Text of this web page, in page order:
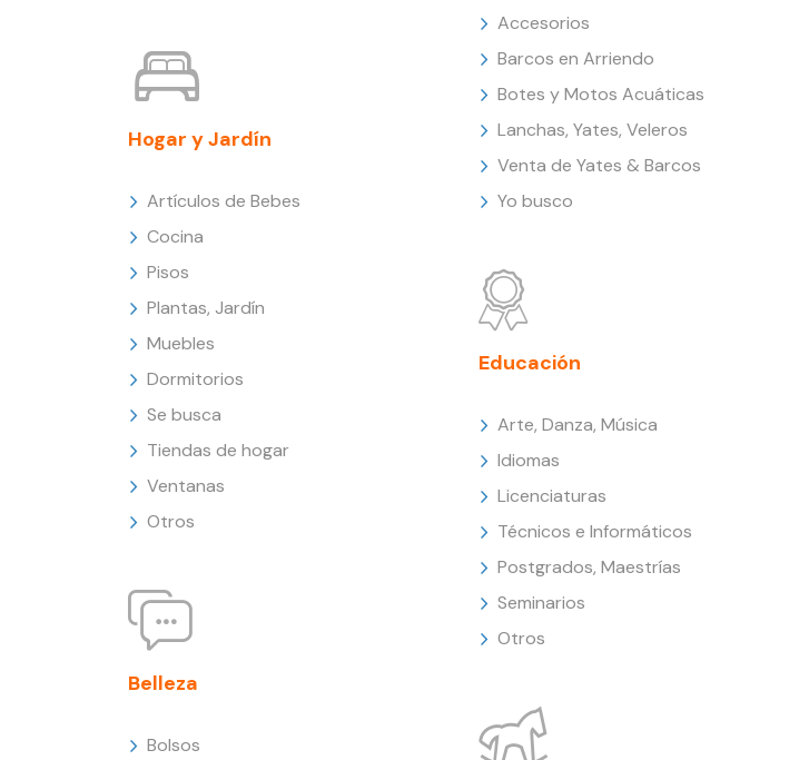
Hogar y Jardín
Artículos de Bebes
Cocina
Pisos
Plantas, Jardín
Muebles
Dormitorios
Se busca
Tiendas de hogar
Ventanas
Otros
Belleza
Bolsos
Accesorios
Barcos en Arriendo
Botes y Motos Acuáticas
Lanchas, Yates, Veleros
Venta de Yates & Barcos
Yo busco
Educación
Arte, Danza, Música
Idiomas
Licenciaturas
Técnicos e Informáticos
Postgrados, Maestrías
Seminarios
Otros